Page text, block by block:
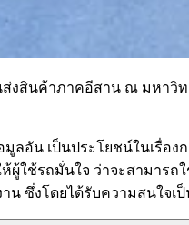
สินค้าภาคอีสาน ณ มหาวิ
น เป็นประโยชน์ในเรื่อง
ใช้รถมั่นใจ ว่าจะสามาร
น ซึ่งโดยได้รับความสนใจเป็